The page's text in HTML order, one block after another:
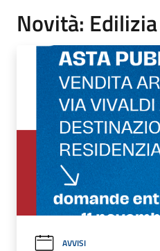
Novità: Edilizia
AVVISI